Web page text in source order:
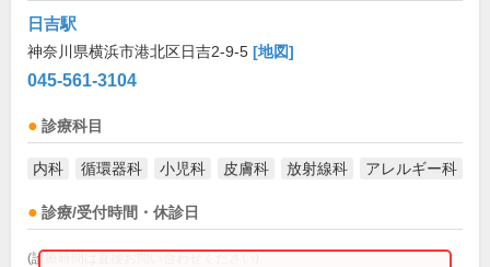
日吉駅
神奈川県横浜市港北区日吉2-9-5 [地図]
045-561-3104
診療科目
内科 循環器科 小児科 皮膚科 放射線科 アレルギー科
診療/受付時間・休診日
(診療時間は直接お問い合わせください)